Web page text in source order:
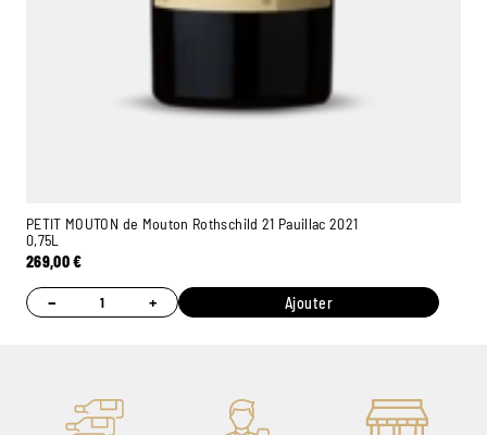
PETIT MOUTON de Mouton Rothschild 21 Pauillac 2021
0,75L
269,00€
− + Ajouter